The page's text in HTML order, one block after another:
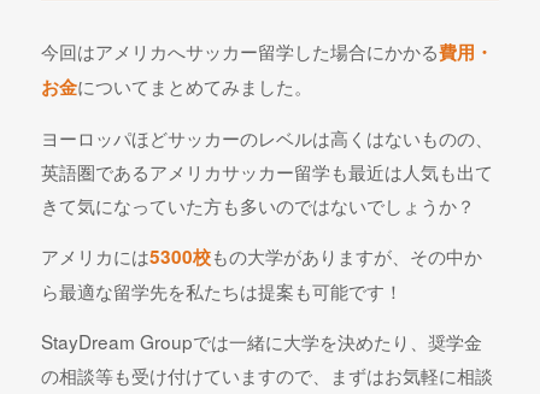
今回はアメリカへサッカー留学した場合にかかる費用・
お金についてまとめてみました。
ヨーロッパほどサッカーのレベルは高くはないものの、
英語圏であるアメリカサッカー留学も最近は人気も出て
きて気になっていた方も多いのではないでしょうか？
アメリカには5300校もの大学がありますが、その中か
ら最適な留学先を私たちは提案も可能です！
StayDream Groupでは一緒に大学を決めたり、奨学金
の相談等も受け付けていますので、まずはお気軽に相談